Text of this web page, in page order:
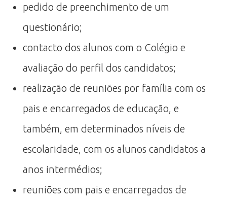
pedido de preenchimento de um
questionário;
contacto dos alunos com o Colégio e
avaliação do perfil dos candidatos;
realização de reuniões por família com os
pais e encarregados de educação, e
também, em determinados níveis de
escolaridade, com os alunos candidatos a
anos intermédios;
reuniões com pais e encarregados de